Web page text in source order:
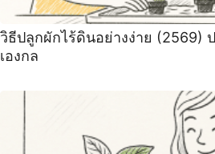
วิธีปลูกผักไร้ดินอย่างง่าย (2569)
เองกล